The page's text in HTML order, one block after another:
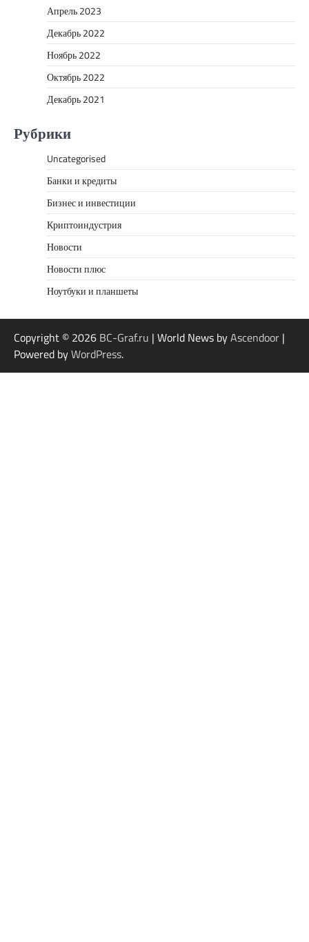
Апрель 2023
Декабрь 2022
Ноябрь 2022
Октябрь 2022
Декабрь 2021
Рубрики
Uncategorised
Банки и кредиты
Бизнес и инвестиции
Криптоиндустрия
Новости
Новости плюс
Ноутбуки и планшеты
Copyright © 2026 BC-Graf.ru | World News byAscendoor |
Powered byWordPress.